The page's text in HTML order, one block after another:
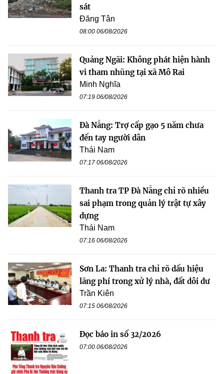
sát
Đăng Tân
08:00 06/08/2026
Quảng Ngãi: Không phát hiện hành
vi tham nhũng tại xã Mô Rai
Minh Nghĩa
07:19 06/08/2026
Đà Nẵng: Trợ cấp gạo 5 năm chưa
đến tay người dân
Thái Nam
07:17 06/08/2026
Thanh tra TP Đà Nẵng chỉ rõ nhiều
sai phạm trong quản lý trật tự xây
dựng
Thái Nam
07:16 06/08/2026
Sơn La: Thanh tra chỉ rõ dấu hiệu
lãng phí trong xử lý nhà, đất dôi dư
Trần Kiên
07:15 06/08/2026
Đọc báo in số 32/2026
07:00 06/08/2026